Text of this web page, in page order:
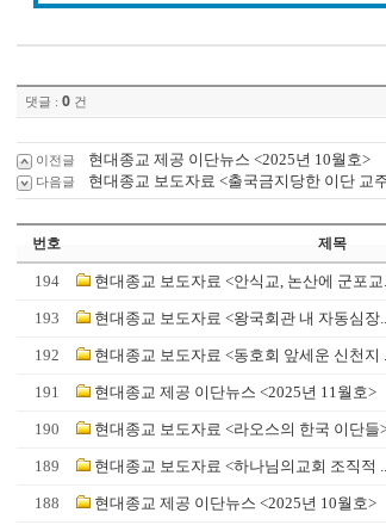
댓글 : 0 건
이전글 현대종교 제공 이단뉴스 <2025년 10월호>
다음글 현대종교 보도자료 <출국금지당한 이단 교
번호 제목
194 현대종교 보도자료 <안식교, 논산에 군포교
193 현대종교 보도자료 <왕국회관 내 자동심장
192 현대종교 보도자료 <동호회 앞세운 신천지
191 현대종교 제공 이단뉴스 <2025년 11월호>
190 현대종교 보도자료 <라오스의 한국 이단들
189 현대종교 보도자료 <하나님의교회 조직적
188 현대종교 제공 이단뉴스 <2025년 10월호>